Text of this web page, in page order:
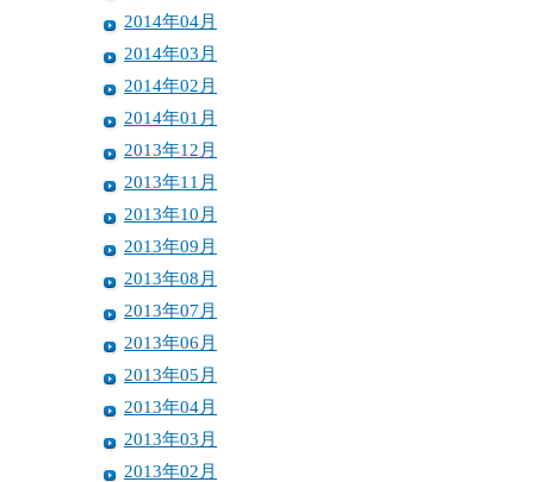
2014年04月
2014年03月
2014年02月
2014年01月
2013年12月
2013年11月
2013年10月
2013年09月
2013年08月
2013年07月
2013年06月
2013年05月
2013年04月
2013年03月
2013年02月